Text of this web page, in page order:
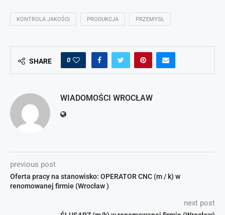
KONTROLA JAKOŚCI PRODUKCJA PRZEMYSŁ
SHARE 0
WIADOMOŚCI WROCŁAW
previous post
Oferta pracy na stanowisko: OPERATOR CNC (m / k) w
renomowanej firmie (Wrocław )
next post